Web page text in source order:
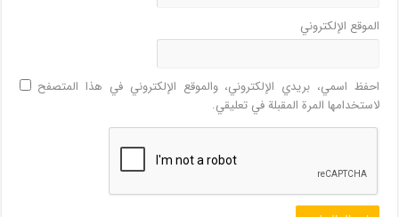
الموقع الإلكتروني
احفظ اسمي، بريدي الإلكتروني، والموقع الإلكتروني في هذا المتصفح
لاستخدامها المرة المقبلة في تعليقي.